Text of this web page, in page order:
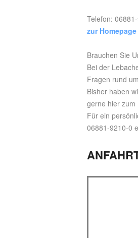
Telefon:
zur
Brauchen Sie
Bei der
Fragen rund
Bisher haben
gerne hier zum
Für ein
06881-9210-0